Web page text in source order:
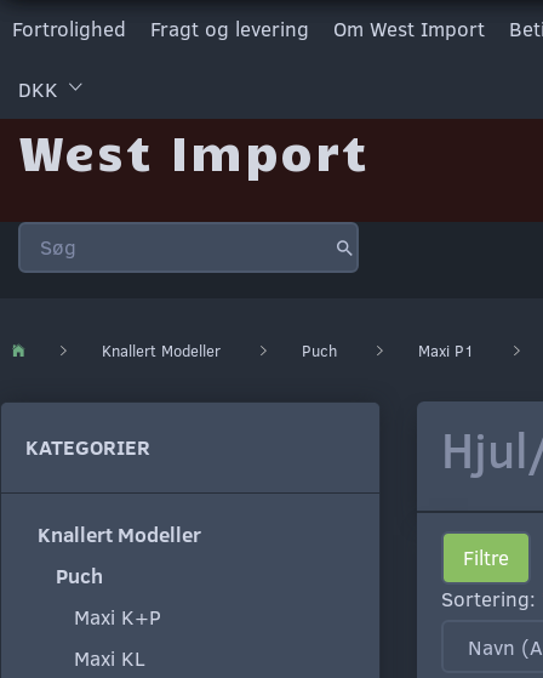
Fortrolighed Fragt og levering Om West Import
DKK
West Import
Knallert Modeller Puch Maxi P1
KATEGORIER
Knallert Modeller
Puch
Maxi K+P
Maxi KL
Filtre
Sortering: